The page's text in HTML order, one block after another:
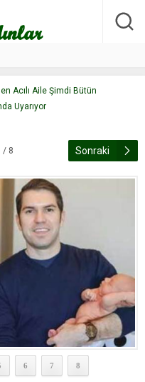
hayatını kaybetti
Acılı Aile Şimdi Bütün
Uyarıyor
/ 8 Sonraki
6 7 8